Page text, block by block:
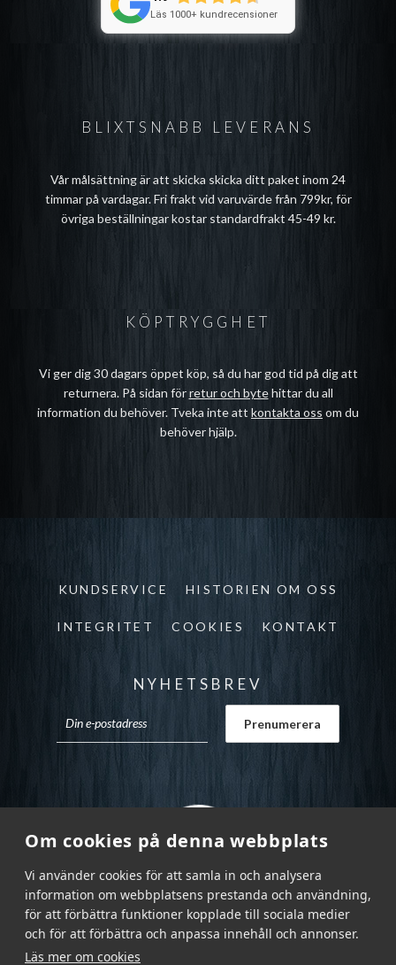
Om cookies på denna webbplats
Vi använder cookies för att samla in och analysera
information om webbplatsens prestanda och användning,
för att förbättra funktioner kopplade till sociala medier
och för att förbättra och anpassa innehåll och annonser.
Läs mer om cookies
BLIXTSNABB LEVERANS
Vår målsättning är att skicka skicka ditt paket inom 24
timmar på vardagar. Fri frakt vid varuvärde från 799kr, för
övriga beställningar kostar standardfrakt 45-49 kr.
Läs 1000+ kundrecensioner
KÖPTRYGGHET
Vi ger dig 30 dagars öppet köp, så du har god tid på dig att
returnera. På sidan förretur och bytehittar du all
information du behöver. Tveka inte att kontakta oss om du
behöver hjälp.
KUNDSERVICE HISTORIEN OM OSS
INTEGRITET COOKIES KONTAKT
NYHETSBREV